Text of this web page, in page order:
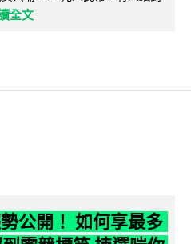
全文
公開！ 如何享最多